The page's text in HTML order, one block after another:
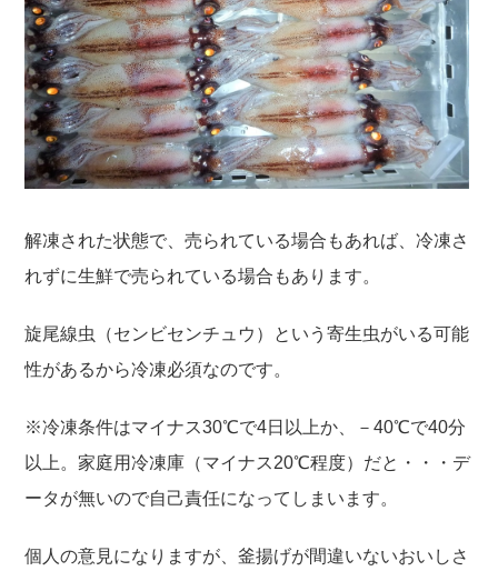
解凍された状態で、売られている場合もあれば、冷凍さ
れずに生鮮で売られている場合もあります。
旋尾線虫（センビセンチュウ）という寄生虫がいる可能
性があるから冷凍必須なのです。
※冷凍条件はマイナス30℃で4日以上か、－40℃で40分
以上。家庭用冷凍庫（マイナス20℃程度）だと・・・デ
ータが無いので自己責任になってしまいます。
個人の意見になりますが、釜揚げが間違いないおいしさ